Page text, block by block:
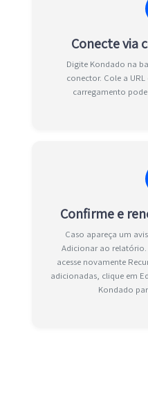
Conecte via
Digite Kondado na
conector. Cole a
carregamento
Confirme e
Caso apareça um
Adicionar ao
acesse novamente
adicionadas, clique em
Kondado